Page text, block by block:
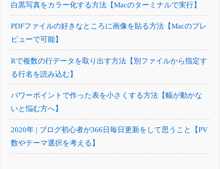
白黒写真をカラー化する方法【Macのターミナルで実行】
PDFファイルの好きなところに画像を貼る方法【Macのプレ
ビューで可能】
Rで複数の行データを取り出す方法【別ファイルから指定す
る行名を読み込む】
パワーポイントで作った表を小さくする方法【幅が動かな
いと悩む方へ】
2020年 | ブログ初心者が366日毎日更新をして思うこと【PV
数やテーマ選択を考える】